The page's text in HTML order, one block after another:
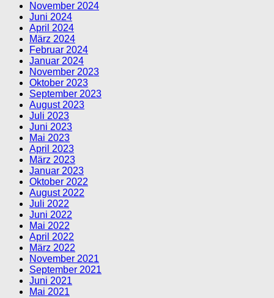
November 2024
Juni 2024
April 2024
März 2024
Februar 2024
Januar 2024
November 2023
Oktober 2023
September 2023
August 2023
Juli 2023
Juni 2023
Mai 2023
April 2023
März 2023
Januar 2023
Oktober 2022
August 2022
Juli 2022
Juni 2022
Mai 2022
April 2022
März 2022
November 2021
September 2021
Juni 2021
Mai 2021